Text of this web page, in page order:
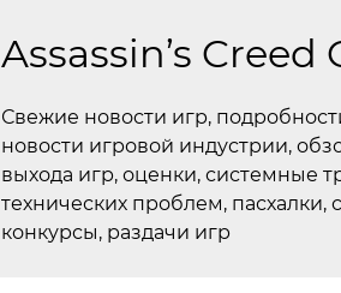
Assassin’s Creed
Свежие новости игр,
новости игровой индустрии,
выхода игр, оценки, системные
технических проблем, пасхалки,
конкурсы, раздачи игр